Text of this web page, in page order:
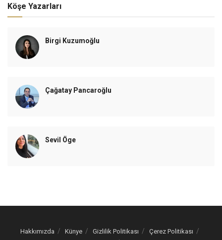
Köşe Yazarları
Birgi Kuzumoğlu
Çağatay Pancaroğlu
Sevil Öge
Hakkımızda Künye Gizlilik Politikası
Çerez Politikası